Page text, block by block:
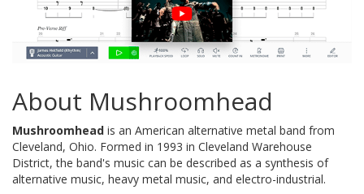
About Mushroomhead
Mushroomhead is an American alternative metal band from
Cleveland, Ohio. Formed in 1993 in Cleveland Warehouse
District, the band's music can be described as a synthesis of
alternative music, heavy metal music, and electro-industrial.